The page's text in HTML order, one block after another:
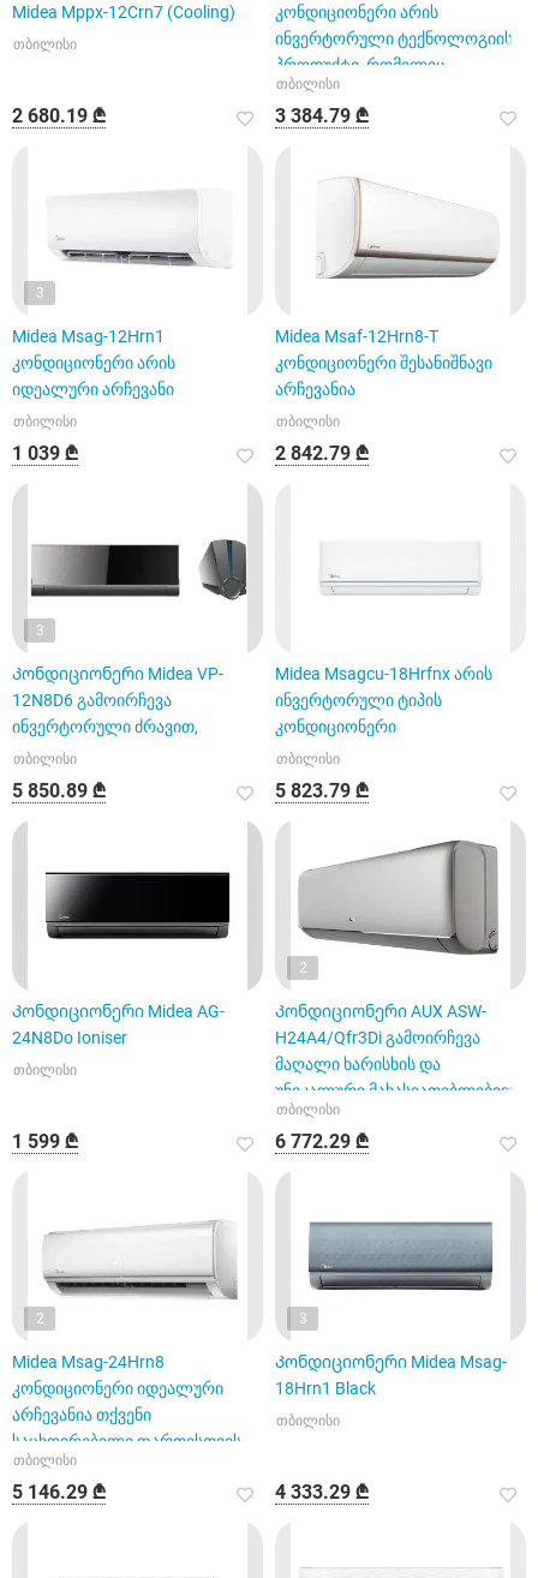
Midea Mppx-12Crn7 (Cooling)
თბილისი
2 680.19 ₾
კონდიციონერი არის
ინვერტორული ტექნოლოგიის
პროდუქტი, რომელიც
უზრუნველყოფს კომფორტს
თბილისი
3 384.79 ₾
3
Midea Msag-12Hrn1
კონდიციონერი არის
იდეალური არჩევანი
თბილისი
1 039 ₾
Midea Msaf-12Hrn8-T
კონდიციონერი შესანიშნავი
არჩევანია
თბილისი
2 842.79 ₾
3
Კონდიციონერი Midea VP-
12N8D6 გამოირჩევა
ინვერტორული ძრავით,
თბილისი
5 850.89 ₾
Midea Msagcu-18Hrfnx არის
ინვერტორული ტიპის
კონდიციონერი
თბილისი
5 823.79 ₾
Კონდიციონერი Midea AG-
24N8Do Ioniser
თბილისი
1 599 ₾
2
Კონდიციონერი AUX ASW-
H24A4/Qfr3Di გამოირჩევა
მაღალი ხარისხის და
უნიკალური მახასიათებლებით
თბილისი
6 772.29 ₾
2
Midea Msag-24Hrn8
კონდიციონერი იდეალური
არჩევანია თქვენი
საცხოვრებელი ფართისთვის
თბილისი
5 146.29 ₾
3
Კონდიციონერი Midea Msag-
18Hrn1 Black
თბილისი
4 333.29 ₾